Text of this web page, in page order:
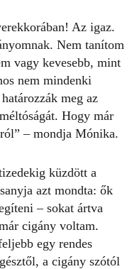
Az igaz.
Nem tanítom
vagy kevesebb, mint
nem mindenki
meg az
Hogy már
– mondja Mónika.
küzdött a
azt mondta: ők
– sokat ártva
cigány voltam.
egy rendes
a cigány szótól